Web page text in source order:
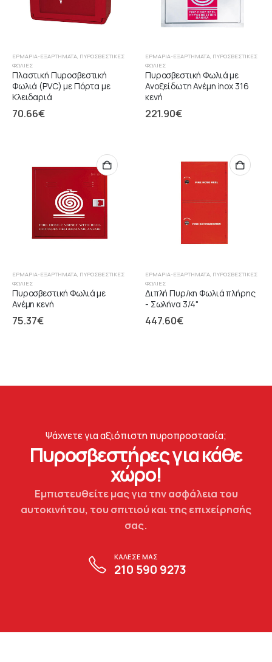
ΕΡΜΆΡΙΑ-ΕΞΑΡΤΉΜΑΤΑ, ΠΥΡΟΣΒΕΣΤΙΚΈΣ
ΦΩΛΙΈΣ
Πλαστική Πυροσβεστική
Φωλιά (PVC) με Πόρτα με
Κλειδαριά
70.66€
ΕΡΜΆΡΙΑ-ΕΞΑΡΤΉΜΑΤΑ, ΠΥΡΟΣΒΕΣΤΙΚΈΣ
ΦΩΛΙΈΣ
Πυροσβεστική Φωλιά με
Ανοξείδωτη Ανέμη inox 316
κενή
221.90€
ΕΡΜΆΡΙΑ-ΕΞΑΡΤΉΜΑΤΑ, ΠΥΡΟΣΒΕΣΤΙΚΈΣ
ΦΩΛΙΈΣ
Πυροσβεστική Φωλιά με
Ανέμη κενή
75.37€
ΕΡΜΆΡΙΑ-ΕΞΑΡΤΉΜΑΤΑ, ΠΥΡΟΣΒΕΣΤΙΚΈΣ
ΦΩΛΙΈΣ
Διπλή Πυρ/κη Φωλιά πλήρης
- Σωλήνα 3/4"
447.60€
Ψάχνετε για αξιόπιστη πυροπροστασία;
Πυροσβεστήρες για κάθε
χώρο!
Εμπιστευθείτε μας για την ασφάλεια του
αυτοκινήτου, του σπιτιού και της επιχείρησής
σας.
ΚΑΛΕΣΕ ΜΑΣ
210 590 9273